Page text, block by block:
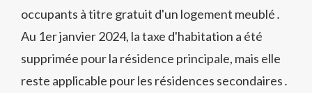
occupants à titre gratuit d'un logement meublé․
Au 1er janvier 2024, la taxe d'habitation a été
supprimée pour la résidence principale, mais elle
reste applicable pour les résidences secondaires․